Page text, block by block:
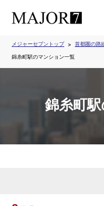
メジャーセブントップ 首都圏の路
錦糸町駅のマンション一覧
錦糸町